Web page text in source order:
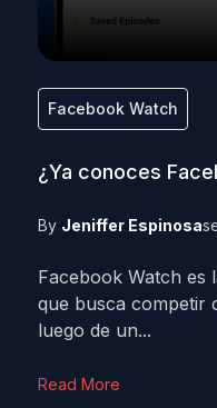
Facebook Watch
¿Ya conoces
By Jeniffer Espinosa
Facebook Watch es
que busca competir
luego de un...
Read More